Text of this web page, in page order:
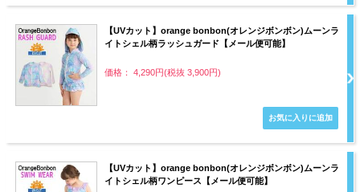
【UVカット】orange bonbon(オレンジボンボン)ムーンラ
イトシェル柄ラッシュガード【メール便可能】
価格： 4,290円(税抜 3,900円)
【UVカット】orange bonbon(オレンジボンボン)ムーンラ
イトシェル柄ワンピース【メール便可能】